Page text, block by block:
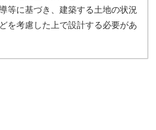
等に基づき、建築する土地の状況
を考慮した上で設計する必要があ